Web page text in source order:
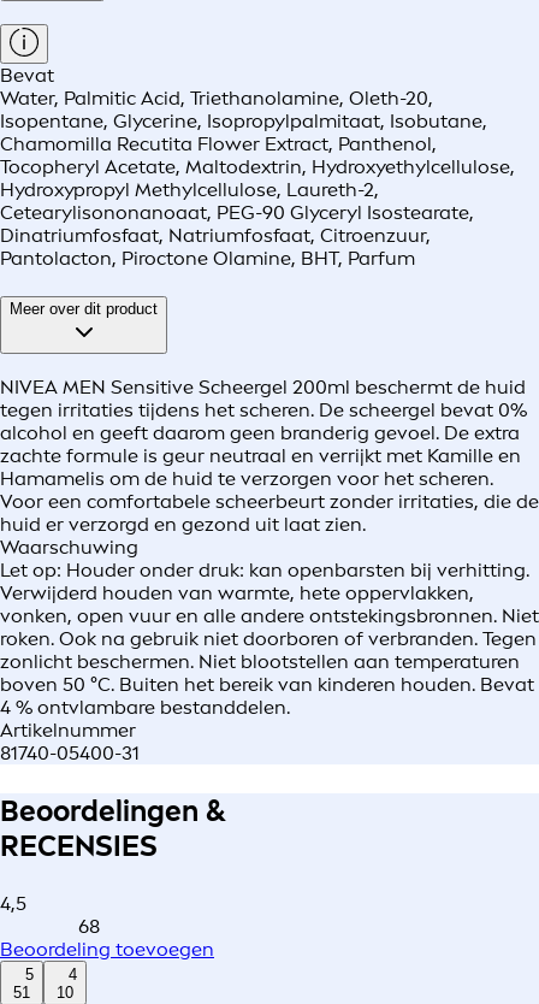
Bevat
Water, Palmitic Acid, Triethanolamine, Oleth-20,
Isopentane, Glycerine, Isopropylpalmitaat, Isobutane,
Chamomilla Recutita Flower Extract, Panthenol,
Tocopheryl Acetate, Maltodextrin, Hydroxyethylcellulose,
Hydroxypropyl Methylcellulose, Laureth-2,
Cetearylisononanoaat, PEG-90 Glyceryl Isostearate,
Dinatriumfosfaat, Natriumfosfaat, Citroenzuur,
Pantolacton, Piroctone Olamine, BHT, Parfum
Meer over dit product
NIVEA MEN Sensitive Scheergel 200ml beschermt de huid
tegen irritaties tijdens het scheren. De scheergel bevat 0%
alcohol en geeft daarom geen branderig gevoel. De extra
zachte formule is geur neutraal en verrijkt met Kamille en
Hamamelis om de huid te verzorgen voor het scheren.
Voor een comfortabele scheerbeurt zonder irritaties, die de
huid er verzorgd en gezond uit laat zien.
Waarschuwing
Let op: Houder onder druk: kan openbarsten bij verhitting.
Verwijderd houden van warmte, hete oppervlakken,
vonken, open vuur en alle andere ontstekingsbronnen. Niet
roken. Ook na gebruik niet doorboren of verbranden. Tegen
zonlicht beschermen. Niet blootstellen aan temperaturen
boven 50 °C. Buiten het bereik van kinderen houden. Bevat
4 % ontvlambare bestanddelen.
Artikelnummer
81740-05400-31
Beoordelingen &
RECENSIES
4,5
68
Beoordeling toevoegen
5
51
4
10